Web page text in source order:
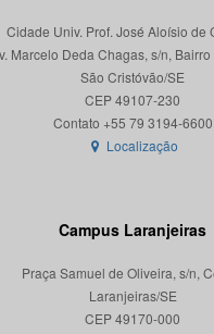
Cidade Univ. Prof. José Aloísio de
Marcelo Deda Chagas, s/n,
São Cristóvão/SE
CEP 49107-230
Localização
Campus Laranjeiras
Praça Samuel de Oliveira, s/n,
Laranjeiras/SE
CEP 49170-000